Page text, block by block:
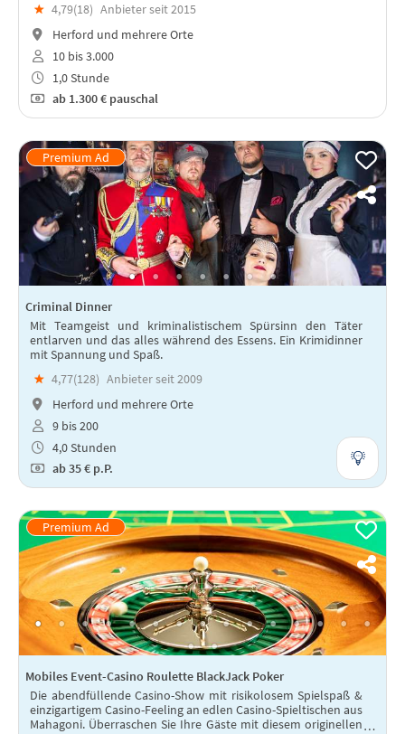
★ 4,79(18) Anbieter seit 2015
Herford und mehrere Orte
10 bis 3.000
1,0 Stunde
ab1.300 € pauschal
Criminal Dinner
Mit Teamgeist und kriminalistischem Spürsinn den Täter
entlarven und das alles während des Essens. Ein Krimidinner
mit Spannung und Spaß.
★ 4,77(128) Anbieter seit 2009
Herford und mehrere Orte
9 bis 200
4,0 Stunden
ab35 € p.P.
Mobiles Event-Casino Roulette BlackJack Poker
Die abendfüllende Casino-Show mit risikolosem Spielspaß &
einzigartigem Casino-Feeling an edlen Casino-Spieltischen aus
Mahagoni. Überraschen Sie Ihre Gäste mit diesem originellen